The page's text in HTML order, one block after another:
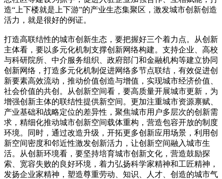
造“上下楼就是上下游”的产业生态集聚区，激发城市创新创造
活力，就是很好的例证。
打造高联结性的城市创新生态，要把握好三个着力点。从创新
主体看，要以多元化机制支撑创新网络构建。支持企业、高校
与科研院所、中介服务组织、政府部门和金融机构等建立协同
创新网络，打造多元化机制促进网络多节点联结，有效促进创
新要素高效流动，推动价值创造与增值，实现城市经济价值、
社会价值的共创。从创新空间看，要高质量开展城市更新，为
增强创新主体的联结性提供新空间。更加注重城市资源禀赋、
产业基础和战略定位的差异性，聚焦城市用户多层次的创新需
求，精细化推动城市创新空间载体重构，营造包容开放的制度
环境。同时，通过改造升级，开拓更多创新应用场景，利用创
新空间密度和邻近性激发创新活力，让创新空间融入城市生
活。从创新环境看，要坚持培育城市创新文化，营造鼓励探
索、宽容失败的良好环境，着力弘扬科学家精神和工匠精神，
发扬企业家精神，塑造尊重劳动、知识、人才、创造的城市气